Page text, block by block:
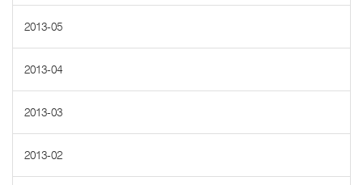
2013-05
2013-04
2013-03
2013-02